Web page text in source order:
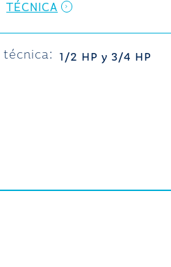
TÉCNICA
1/2 HP y 3/4 HP